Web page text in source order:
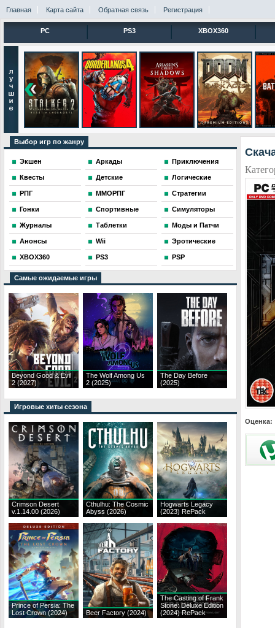
Главная Карта сайта Обратная связь Регистрация
PC PS3 XBOX360
Выбор игр по жанру
Экшен Аркады Приключения
Квесты Детские Логические
РПГ ММОРПГ Стратегии
Гонки Спортивные Симуляторы
Журналы Таблетки Моды и Патчи
Анонсы Wii Эротические
XBOX360 PS3 PSP
Самые ожидаемые игры
Beyond Good & Evil
2 (2027)
The Wolf Among Us
2 (2025)
The Day Before
(2025)
Игровые хиты сезона
Crimson Desert
v.1.14.00 (2026)
Cthulhu: The Cosmic
Abyss (2026)
Hogwarts Legacy
(2023) RePack
Prince of Persia: The
Lost Crown (2024)
Beer Factory (2024)
The Casting of Frank
Stone: Deluxe Edition
(2024) RePack
Оценка: